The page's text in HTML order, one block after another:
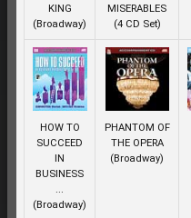
KING
(Broadway)
MISERABLES
(4 CD Set)
HOW TO
SUCCEED
IN
BUSINESS
...
(Broadway)
PHANTOM OF
THE OPERA
(Broadway)